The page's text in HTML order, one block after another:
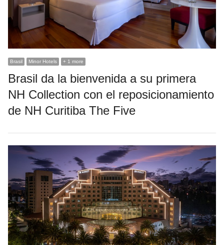
Brasil Minor Hotels + 1 more
Brasil da la bienvenida a su primera
NH Collection con el reposicionamiento
de NH Curitiba The Five